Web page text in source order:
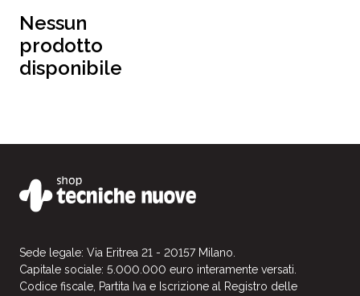
Nessun
prodotto
disponibile
Sede legale: Via Eritrea 21 - 20157 Milano.
Capitale sociale: 5.000.000 euro interamente versati.
Codice fiscale, Partita Iva e Iscrizione al Registro delle